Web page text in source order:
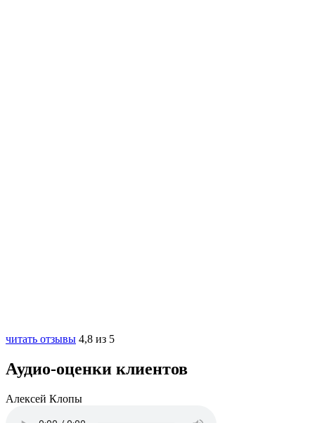
читать отзывы 4,8 из 5
Аудио-оценки клиентов
Алексей Клопы